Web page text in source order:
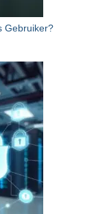
Gebruiker?